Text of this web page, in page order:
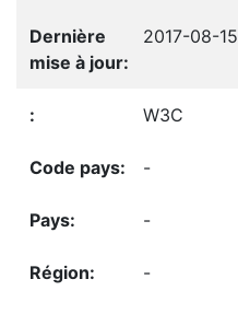
2017-08-15
W3C
-
-
-